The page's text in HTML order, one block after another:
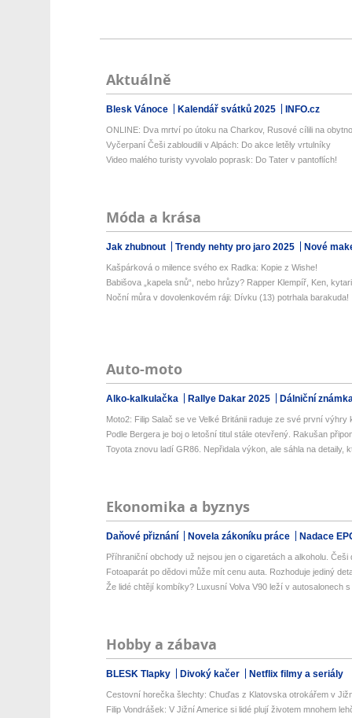
Aktuálně
Blesk Vánoce Kalendář svátků 2025 INFO.cz
ONLINE: Dva mrtví po útoku na Charkov, Rusové cílili na
Vyčerpaní Češi zabloudili v Alpách: Do akce letěly vrtulníky
Video malého turisty vyvolalo poprask: Do Tater v pantoflích!
Móda a krása
Jak zhubnout Trendy nehty pro jaro 2025 Nové
Kašpárková o milence svého ex Radka: Kopie z Wishe!
Babišova „kapela snů“, nebo hrůzy? Rapper Klempíř, Ken,
Noční můra v dovolenkovém ráji: Dívku (13) potrhala barakuda!
Auto-moto
Alko-kalkulačka Rallye Dakar 2025 Dálniční
Moto2: Filip Salač se ve Velké Británii raduje ze své první výhry
Podle Bergera je boj o letošní titul stále otevřený. Rakušan
Toyota znovu ladí GR86. Nepřidala výkon, ale sáhla na detaily,
Ekonomika a byznys
Daňové přiznání Novela zákoníku práce Nadace
Příhraniční obchody už nejsou jen o cigaretách a alkoholu. Češi
Fotoaparát po dědovi může mít cenu auta. Rozhoduje jediný
Že lidé chtějí kombíky? Luxusní Volva V90 leží v autosalonech s
Hobby a zábava
BLESK Tlapky Divoký kačer Netflix filmy a seriály
Cestovní horečka šlechty: Chuďas z Klatovska otrokářem v
Filip Vondrášek: V Jižní Americe si lidé plují životem mnohem